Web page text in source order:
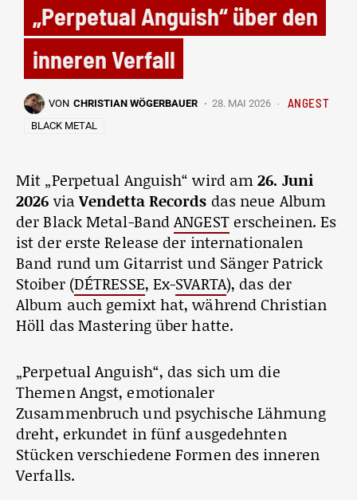
„Perpetual Anguish“ über den
inneren Verfall
VON CHRISTIAN WÖGERBAUER 28. MAI 2026 ANGEST
BLACK METAL
Mit „Perpetual Anguish“ wird am26. Juni
2026 viaVendetta Records das neue Album
der Black Metal-BandANGESTerscheinen. Es
ist der erste Release der internationalen
Band rund um Gitarrist und Sänger Patrick
Stoiber (DÉTRESSE, Ex-SVARTA), das der
Album auch gemixt hat, während Christian
Höll das Mastering über hatte.
„Perpetual Anguish“, das sich um die
Themen Angst, emotionaler
Zusammenbruch und psychische Lähmung
dreht, erkundet in fünf ausgedehnten
Stücken verschiedene Formen des inneren
Verfalls.